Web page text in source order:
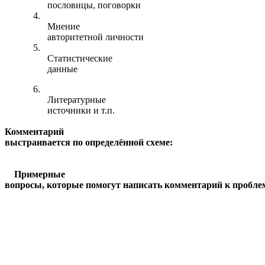
пословицы, поговорки
4.
Мнение
авторитетной личности
5.
Статистические
данные
6.
Литературные
источники и т.п.
Комментарий
выстраивается по определённой схеме:
Примерные
вопросы, которые помогут написать комментарий к